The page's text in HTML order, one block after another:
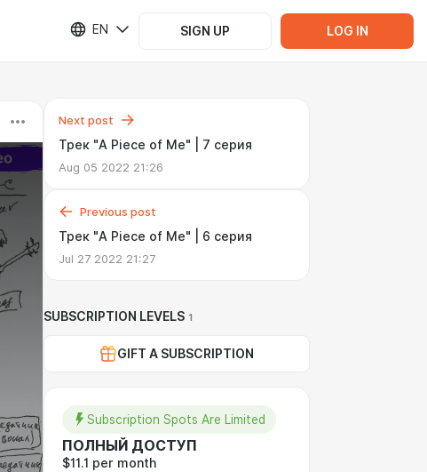
EN SIGN UP LOG IN
Next post
Трек "A Piece of Me" | 7 серия
Aug 05 2022 21:26
Previous post
Трек "A Piece of Me" | 6 серия
Jul 27 2022 21:27
SUBSCRIPTION LEVELS 1
GIFT A SUBSCRIPTION
Subscription Spots Are Limited
ПОЛНЫЙ ДОСТУП
$11.1 per month